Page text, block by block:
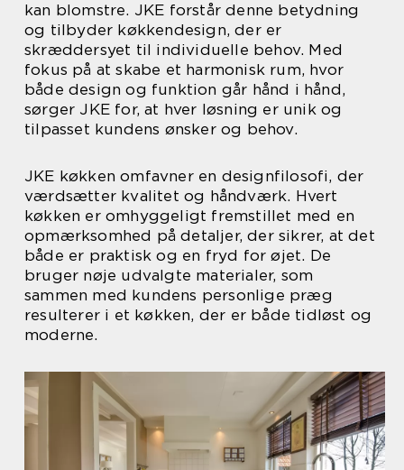
kan blomstre. JKE forstår denne betydning
og tilbyder køkkendesign, der er
skræddersyet til individuelle behov. Med
fokus på at skabe et harmonisk rum, hvor
både design og funktion går hånd i hånd,
sørger JKE for, at hver løsning er unik og
tilpasset kundens ønsker og behov.
JKE køkken omfavner en designfilosofi, der
værdsætter kvalitet og håndværk. Hvert
køkken er omhyggeligt fremstillet med en
opmærksomhed på detaljer, der sikrer, at det
både er praktisk og en fryd for øjet. De
bruger nøje udvalgte materialer, som
sammen med kundens personlige præg
resulterer i et køkken, der er både tidløst og
moderne.